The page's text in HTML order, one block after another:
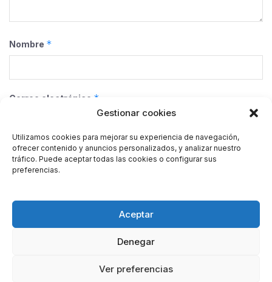
Gestionar cookies
Utilizamos cookies para mejorar su experiencia de navegación,
ofrecer contenido y anuncios personalizados, y analizar nuestro
tráfico. Puede aceptar todas las cookies o configurar sus
preferencias.
Aceptar
Denegar
Ver preferencias
Nombre *
Correo electrónico *
Web
navegador para la próxima vez que comente.